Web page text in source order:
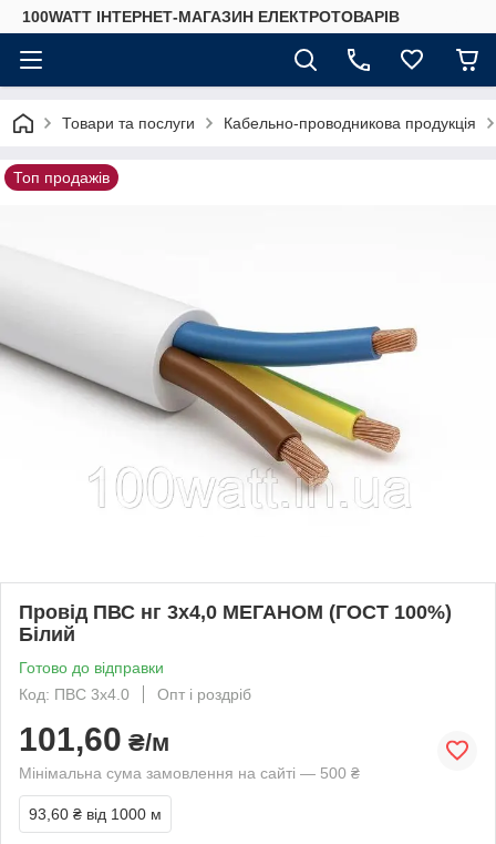
100WATT ІНТЕРНЕТ-МАГАЗИН ЕЛЕКТРОТОВАРІВ
Товари та послуги Кабельно-проводникова продукція
Топ продажів
Провід ПВС нг 3х4,0 МЕГАНОМ (ГОСТ 100%)
Білий
Готово до відправки
Код: ПВС 3х4.0
Опт і роздріб
101,60 ₴/м
Мінімальна сума замовлення на сайті — 500 ₴
93,60 ₴ від 1000 м